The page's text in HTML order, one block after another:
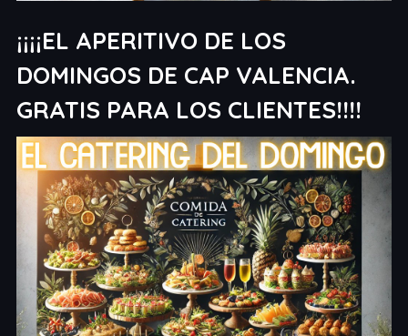
¡¡¡¡EL APERITIVO DE LOS
DOMINGOS DE CAP VALENCIA.
GRATIS PARA LOS CLIENTES!!!!